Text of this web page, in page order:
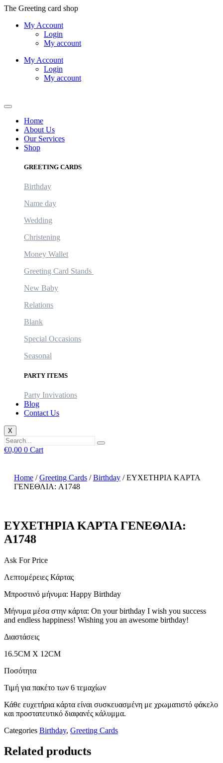
Skip
content
The Greeting card shop
My Account
Login
My account
My Account
Login
My account
Home
About Us
Our Services
Shop
GREETING CARDS
Birthday
Name day
Wedding
Christening
Money Wallet
Greeting Card Stands
New Baby
Relations
Blank
Special Occasions
Seasonal
PARTY ITEMS
Party Invivations
Blog
Contact Us
X
€0,00 0 Cart
Home /Greeting Cards /Birthday / ΕΥΧΕΤΗΡΙΑ ΚΑΡΤΑ
ΓΕΝΕΘΛΙΑ: A1748
ΕΥΧΕΤΗΡΙΑ ΚΑΡΤΑ ΓΕΝΕΘΛΙΑ:
A1748
Ask For Price
Λεπτομέρειες Κάρτας
Μπροστινό μήνυμα: Happy Birthday
Μήνυμα μέσα στην κάρτα: On your birthday I wish you success
and endless happiness! Wishing you an awesome birthday!
Διαστάσεις
16.5CM X 12CM
Ποσότητα
Τιμή για πακέτο των 6 τεμαχίων
Κάθε ευχετήρια κάρτα είναι συσκευασμένη με χρωματιστό φάκελο
και προστατευτικό διαφανές κάλυμμα.
Categories Birthday, Greeting Cards
Related products